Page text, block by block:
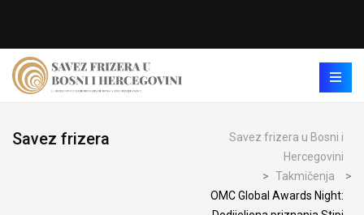
Savez frizera
Savez frizera u Bosni i
Hercegovini
> Takmičenja
>
OMC Global Awards Night: